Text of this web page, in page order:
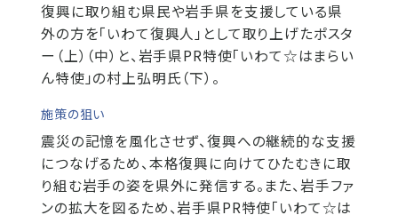
復興に取り組む県民や岩手県を支援している県
外の方を「いわて復興人」として取り上げたポスタ
ー（上）（中）と、岩手県PR特使「いわて☆はまらい
ん特使」の村上弘明氏（下）。
施策の狙い
震災の記憶を風化させず、復興への継続的な支援
につなげるため、本格復興に向けてひたむきに取
り組む岩手の姿を県外に発信する。また、岩手ファ
ンの拡大を図るため、岩手県PR特使「いわて☆は